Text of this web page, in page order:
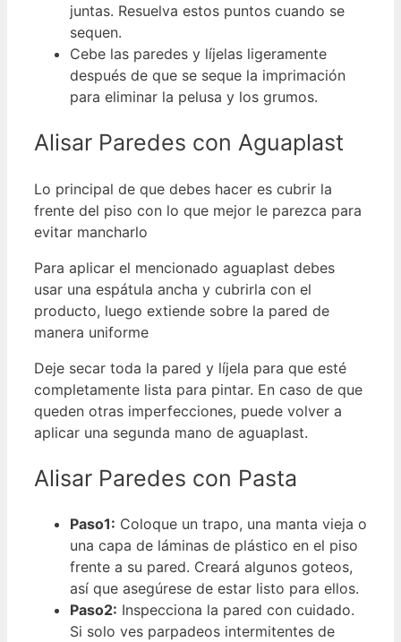
juntas. Resuelva estos puntos cuando se
sequen.
Cebe las paredes y líjelas ligeramente
después de que se seque la imprimación
para eliminar la pelusa y los grumos.
Alisar Paredes con Aguaplast
Lo principal de que debes hacer es cubrir la
frente del piso con lo que mejor le parezca para
evitar mancharlo
Para aplicar el mencionado aguaplast debes
usar una espátula ancha y cubrirla con el
producto, luego extiende sobre la pared de
manera uniforme
Deje secar toda la pared y líjela para que esté
completamente lista para pintar. En caso de que
queden otras imperfecciones, puede volver a
aplicar una segunda mano de aguaplast.
Alisar Paredes con Pasta
Paso1: Coloque un trapo, una manta vieja o
una capa de láminas de plástico en el piso
frente a su pared. Creará algunos goteos,
así que asegúrese de estar listo para ellos.
Paso2: Inspecciona la pared con cuidado.
Si solo ves parpadeos intermitentes de